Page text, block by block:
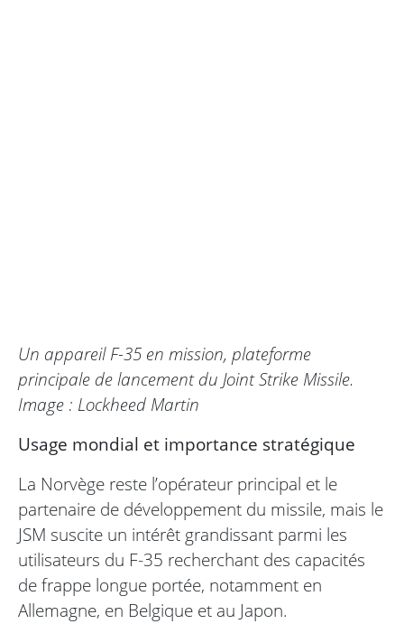
Un appareil F-35 en mission, plateforme
principale de lancement du Joint Strike Missile.
Image : Lockheed Martin
Usage mondial et importance stratégique
La Norvège reste l’opérateur principal et le
partenaire de développement du missile, mais le
JSM suscite un intérêt grandissant parmi les
utilisateurs du F-35 recherchant des capacités
de frappe longue portée, notamment en
Allemagne, en Belgique et au Japon.